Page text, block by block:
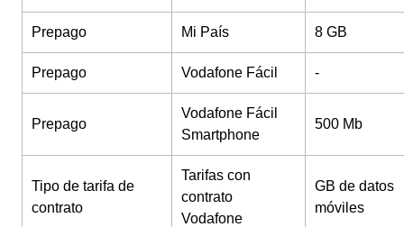
Prepago Mi País 8 GB
Prepago Vodafone Fácil -
Prepago
Vodafone Fácil
Smartphone
500 Mb
Tipo de tarifa de
contrato
Tarifas con
contrato
Vodafone
GB de datos
móviles